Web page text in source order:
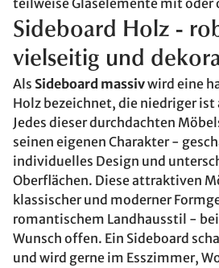
teilweise Glaselemente mit oder
Sideboard Holz -
vielseitig und
Als Sideboard massivwird eine
Holz bezeichnet, die niedriger
Jedes dieser durchdachten
seinen eigenen Charakter -
individuelles Design und
Oberflächen. Diese attraktiven
klassischer und moderner
romantischem Landhausstil -
Wunsch offen. Ein Sideboard
und wird gerne im Esszimmer,